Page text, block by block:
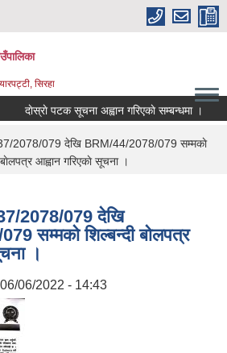
सिरहा
दाेस्राे पटक सूचना अह्वान गरिएकाे सम्बन्धमा ।
2078/079 देखि BRM/44/2078/079 सम्मकाे
बाेलपत्र आह्वान गरिएकाे सूचना ।
2078/079 देखि
सम्मकाे शिल्बन्दी बाेलपत्र
।
06/2022 - 14:43